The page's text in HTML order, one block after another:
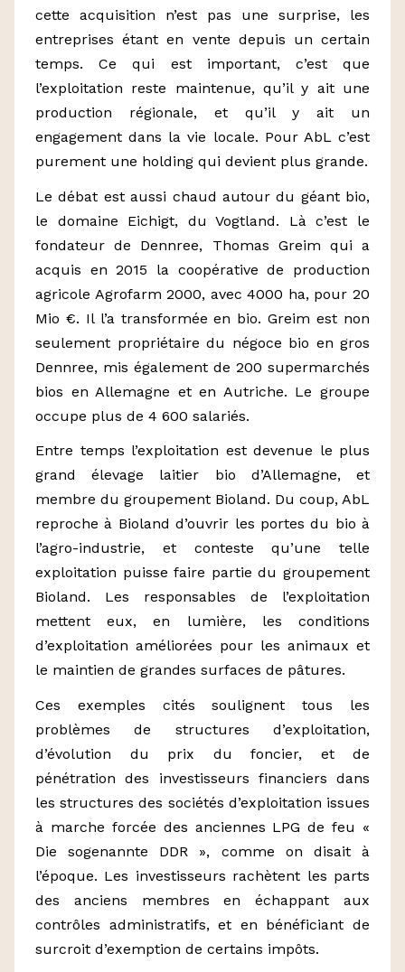
cette acquisition n’est pas une surprise, les
entreprises étant en vente depuis un certain
temps. Ce qui est important, c’est que
l’exploitation reste maintenue, qu’il y ait une
production régionale, et qu’il y ait un
engagement dans la vie locale. Pour AbL c’est
purement une holding qui devient plus grande.
Le débat est aussi chaud autour du géant bio,
le domaine Eichigt, du Vogtland. Là c’est le
fondateur de Dennree, Thomas Greim qui a
acquis en 2015 la coopérative de production
agricole Agrofarm 2000, avec 4000 ha, pour 20
Mio €. Il l’a transformée en bio. Greim est non
seulement propriétaire du négoce bio en gros
Dennree, mis également de 200 supermarchés
bios en Allemagne et en Autriche. Le groupe
occupe plus de 4 600 salariés.
Entre temps l’exploitation est devenue le plus
grand élevage laitier bio d’Allemagne, et
membre du groupement Bioland. Du coup, AbL
reproche à Bioland d’ouvrir les portes du bio à
l’agro-industrie, et conteste qu’une telle
exploitation puisse faire partie du groupement
Bioland. Les responsables de l’exploitation
mettent eux, en lumière, les conditions
d’exploitation améliorées pour les animaux et
le maintien de grandes surfaces de pâtures.
Ces exemples cités soulignent tous les
problèmes de structures d’exploitation,
d’évolution du prix du foncier, et de
pénétration des investisseurs financiers dans
les structures des sociétés d’exploitation issues
à marche forcée des anciennes LPG de feu «
Die sogenannte DDR », comme on disait à
l’époque. Les investisseurs rachètent les parts
des anciens membres en échappant aux
contrôles administratifs, et en bénéficiant de
surcroit d’exemption de certains impôts.